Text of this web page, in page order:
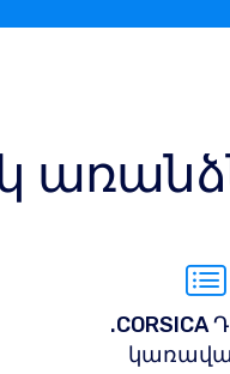
.CORSICA